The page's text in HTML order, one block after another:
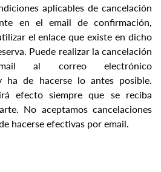
aplicables de cancelación
en el email de confirmación,
el enlace que existe en dicho
Puede realizar la cancelación
al correo electrónico
ha de hacerse lo antes posible.
efecto siempre que se reciba
No aceptamos cancelaciones
hacerse efectivas por email.